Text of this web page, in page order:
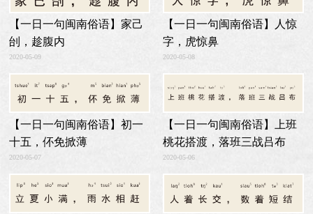
【一日一句闽南俗语】家己
刣，趁腹内
2020-05-09
【一日一句闽南俗语】人惊
字，虎惊鼻
2020-05-08
【一日一句闽南俗语】初一
十五，伓免掀薄
2020-05-07
【一日一句闽南俗语】上班
桃花搭渡，落班三战吕布
2020-05-06